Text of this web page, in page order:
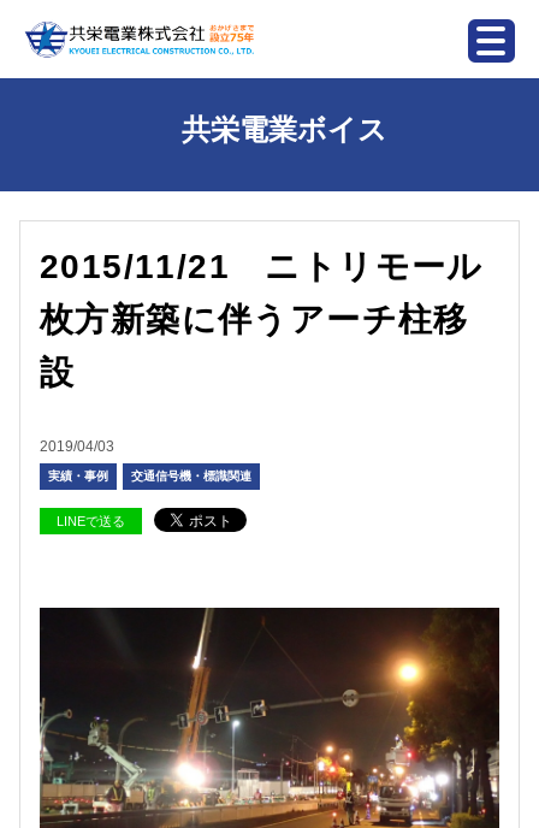
共栄電業ボイス
2015/11/21 ニトリモール
枚方新築に伴うアーチ柱移
設
2019/04/03
実績・事例 交通信号機・標識関連
LINEで送る